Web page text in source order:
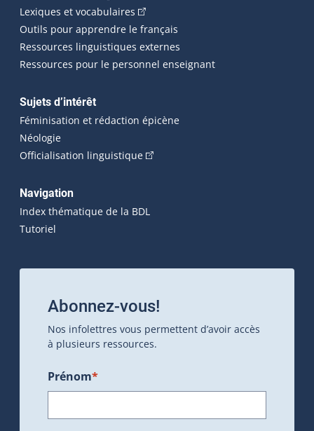
Lexiques et vocabulaires (Cet hyperlien externe s'ouvrira
Outils pour apprendre le français
Ressources linguistiques externes
Ressources pour le personnel enseignant
Sujets d’intérêt
Féminisation et rédaction épicène
Néologie
Officialisation linguistique(Cet hyperlien externe s'ouvrira
Navigation
Index thématique de la BDL
Tutoriel
Abonnez-vous!
Nos infolettres vous permettent d’avoir accès
à plusieurs ressources.
Prénom*